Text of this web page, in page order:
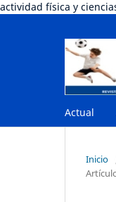
actividad física y
Actual
Inicio